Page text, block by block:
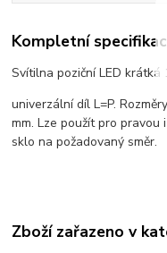
Kompletní
Svítilna poziční LED krátká
univerzální díl L=P.
mm. Lze použít pro
sklo na požadovaný směr.
Zboží zařazeno v